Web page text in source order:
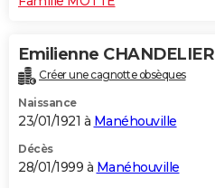
Emilienne CHANDELIER
Créer une cagnotte obsèques
Naissance
23/01/1921 à Manéhouville
Décès
28/01/1999 à Manéhouville